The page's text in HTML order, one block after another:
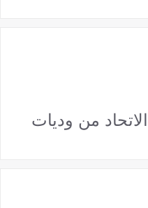
من وديات